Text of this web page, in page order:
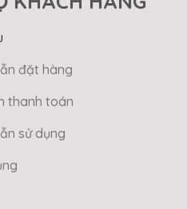
đặt hàng
thanh toán
sử dụng